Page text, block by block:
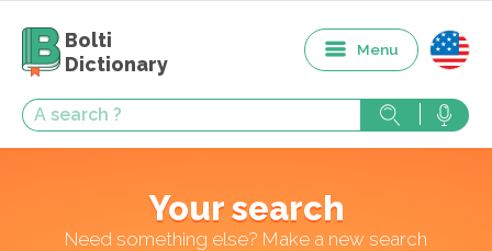
Bolti
Dictionary
Menu
Your search
Need something else? Make a new search